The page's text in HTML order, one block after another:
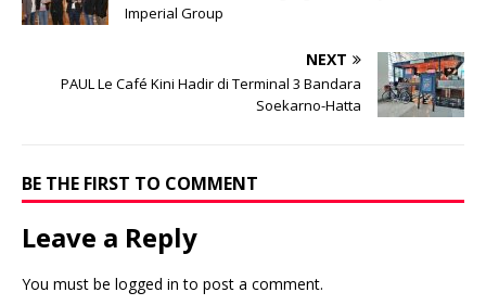
Imperial Group
NEXT
PAUL Le Café Kini Hadir di Terminal 3 Bandara
Soekarno-Hatta
BE THE FIRST TO COMMENT
Leave a Reply
You must be logged in to post a comment.